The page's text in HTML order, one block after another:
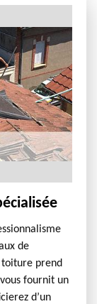
de
prend
fournit un
d’un